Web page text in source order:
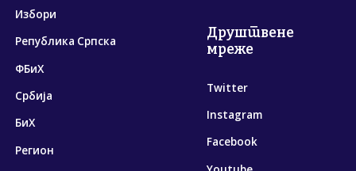
Избори
Република Српска
ФБиХ
Србија
БиХ
Регион
Друштвене
мреже
Twitter
Instagram
Facebook